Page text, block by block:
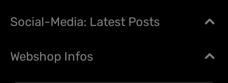
Social-Media: Latest Posts
Webshop Infos